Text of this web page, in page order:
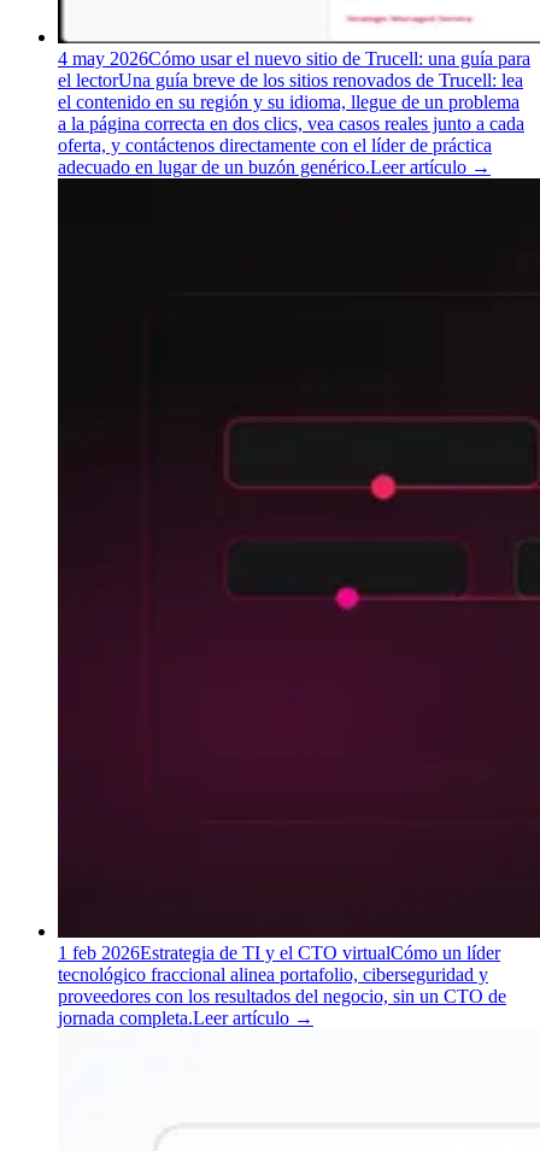
4 may 2026Cómo usar el nuevo sitio de Trucell: una guía para
el lectorUna guía breve de los sitios renovados de Trucell: lea
el contenido en su región y su idioma, llegue de un problema
a la página correcta en dos clics, vea casos reales junto a cada
oferta, y contáctenos directamente con el líder de práctica
adecuado en lugar de un buzón genérico.Leer artículo →
1 feb 2026Estrategia de TI y el CTO virtualCómo un líder
tecnológico fraccional alinea portafolio, ciberseguridad y
proveedores con los resultados del negocio, sin un CTO de
jornada completa.Leer artículo →